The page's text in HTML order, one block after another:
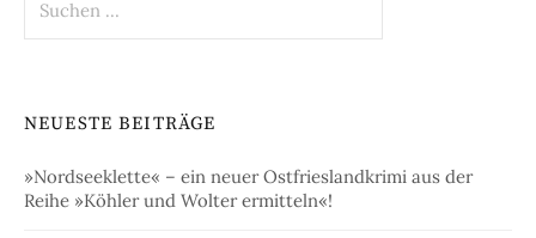
nach:
NEUESTE BEITRÄGE
»Nordseeklette« – ein neuer Ostfrieslandkrimi aus der
Reihe »Köhler und Wolter ermitteln«!